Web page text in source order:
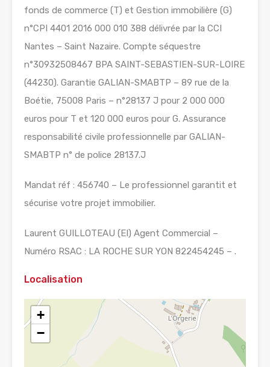
fonds de commerce (T) et Gestion immobilière (G)
n°CPI 4401 2016 000 010 388 délivrée par la CCI
Nantes – Saint Nazaire. Compte séquestre
n°30932508467 BPA SAINT-SEBASTIEN-SUR-LOIRE
(44230). Garantie GALIAN-SMABTP – 89 rue de la
Boétie, 75008 Paris – n°28137 J pour 2 000 000
euros pour T et 120 000 euros pour G. Assurance
responsabilité civile professionnelle par GALIAN-
SMABTP n° de police 28137.J
Mandat réf : 456740 – Le professionnel garantit et
sécurise votre projet immobilier.
Laurent GUILLOTEAU (EI) Agent Commercial –
Numéro RSAC : LA ROCHE SUR YON 822454245 – .
Localisation
+
−